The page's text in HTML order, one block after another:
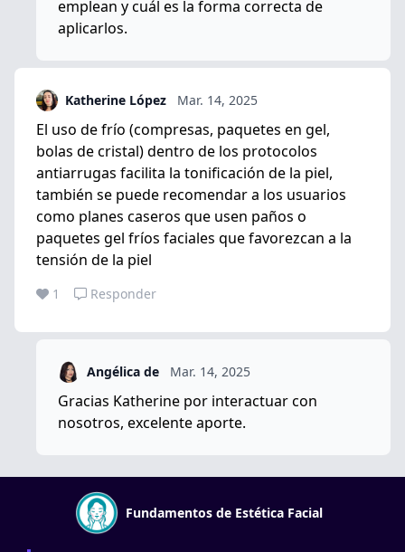
emplean y cuál es la forma correcta de
aplicarlos.
Katherine López Mar. 14, 2025
El uso de frío (compresas, paquetes en gel,
bolas de cristal) dentro de los protocolos
antiarrugas facilita la tonificación de la piel,
también se puede recomendar a los usuarios
como planes caseros que usen paños o
paquetes gel fríos faciales que favorezcan a la
tensión de la piel
1 Responder
Angélica de Mar. 14, 2025
Gracias Katherine por interactuar con
nosotros, excelente aporte.
Fundamentos de Estética Facial